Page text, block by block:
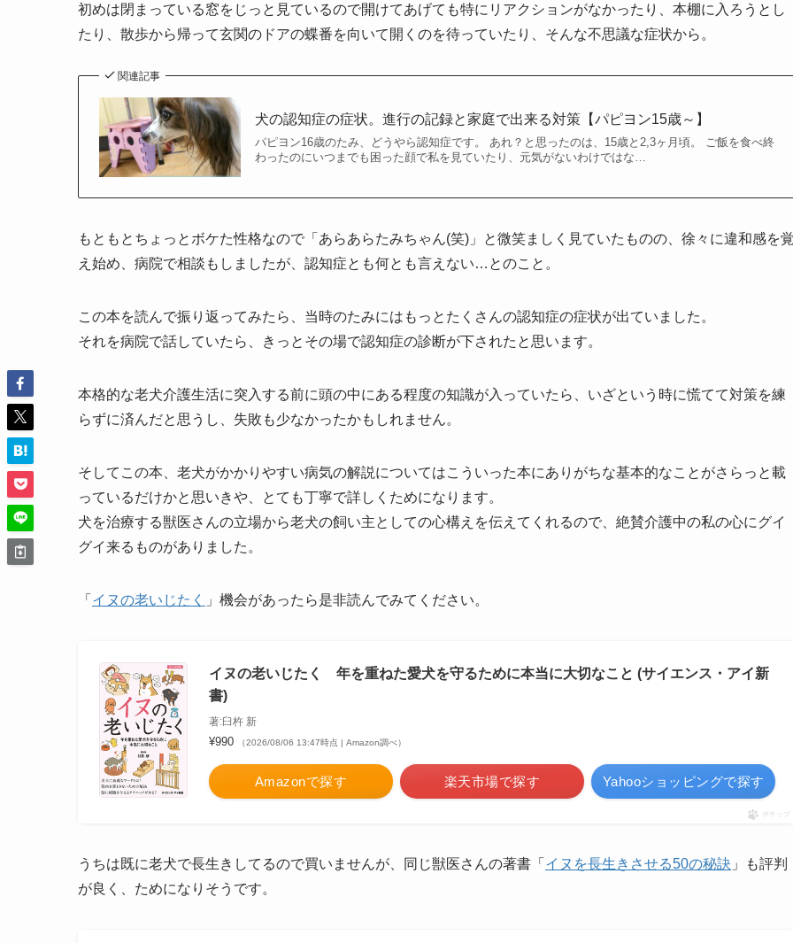
初めは閉まっている窓をじっと見ているので開けてあげても特にリアクションがなかったり、本棚に入ろうとし
たり、散歩から帰って玄関のドアの蝶番を向いて開くのを待っていたり、そんな不思議な症状から。
関連記事
犬の認知症の症状。進行の記録と家庭で出来る対策【パピヨン15歳～】
パピヨン16歳のたみ、どうやら認知症です。 あれ？と思ったのは、15歳と2,3ヶ月頃。 ご飯を食べ終
わったのにいつまでも困った顔で私を見ていたり、元気がないわけではな…
もともとちょっとボケた性格なので「あらあらたみちゃん(笑)」と微笑ましく見ていたものの、徐々に違和感を
え始め、病院で相談もしましたが、認知症とも何とも言えない…とのこと。
この本を読んで振り返ってみたら、当時のたみにはもっとたくさんの認知症の症状が出ていました。
それを病院で話していたら、きっとその場で認知症の診断が下されたと思います。
本格的な老犬介護生活に突入する前に頭の中にある程度の知識が入っていたら、いざという時に慌てて対策を練
らずに済んだと思うし、失敗も少なかったかもしれません。
そしてこの本、老犬がかかりやすい病気の解説についてはこういった本にありがちな基本的なことがさらっと載
っているだけかと思いきや、とても丁寧で詳しくためになります。
犬を治療する獣医さんの立場から老犬の飼い主としての心構えを伝えてくれるので、絶賛介護中の私の心にグイ
グイ来るものがありました。
「 イヌの老いじたく 」機会があったら是非読んでみてください。
イヌの老いじたく 年を重ねた愛犬を守るために本当に大切なこと (サイエンス・アイ新
書)
著:臼杵 新
¥990 （2026/08/06 13:47時点 | Amazon調べ）
Amazonで探す 楽天市場で探す Yahooショッピングで探す
ポチップ
うちは既に老犬で長生きしてるので買いませんが、同じ獣医さんの著書「 イヌを長生きさせる50の秘訣 」も評判
が良く、ためになりそうです。